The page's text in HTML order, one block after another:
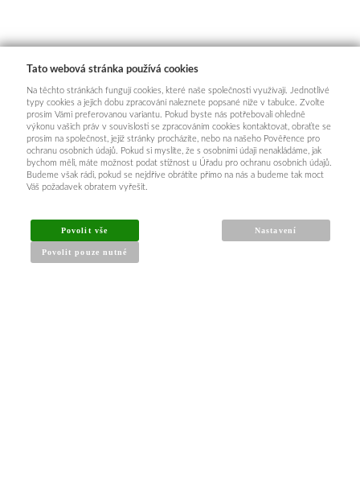
INFORMACE PRO KUPUJÍCÍ
Obchodní podmínky
Tato webová stránka používá cookies
Na těchto stránkách fungují cookies, které naše společnosti využívají. Jednotlivé
typy cookies a jejich dobu zpracování naleznete popsané níže v tabulce. Zvolte
prosím Vámi preferovanou variantu. Pokud byste nás potřebovali ohledně
výkonu vašich práv v souvislosti se zpracováním cookies kontaktovat, obraťte se
prosím na společnost, jejíž stránky procházíte, nebo na našeho Pověřence pro
ochranu osobních údajů. Pokud si myslíte, že s osobními údaji nenakládáme, jak
bychom měli, máte možnost podat stížnost u Úřadu pro ochranu osobních údajů.
Budeme však rádi, pokud se nejdříve obrátíte přímo na nás a budeme tak moct
Váš požadavek obratem vyřešit.
Povolit vše
Povolit pouze nutné
Nastavení